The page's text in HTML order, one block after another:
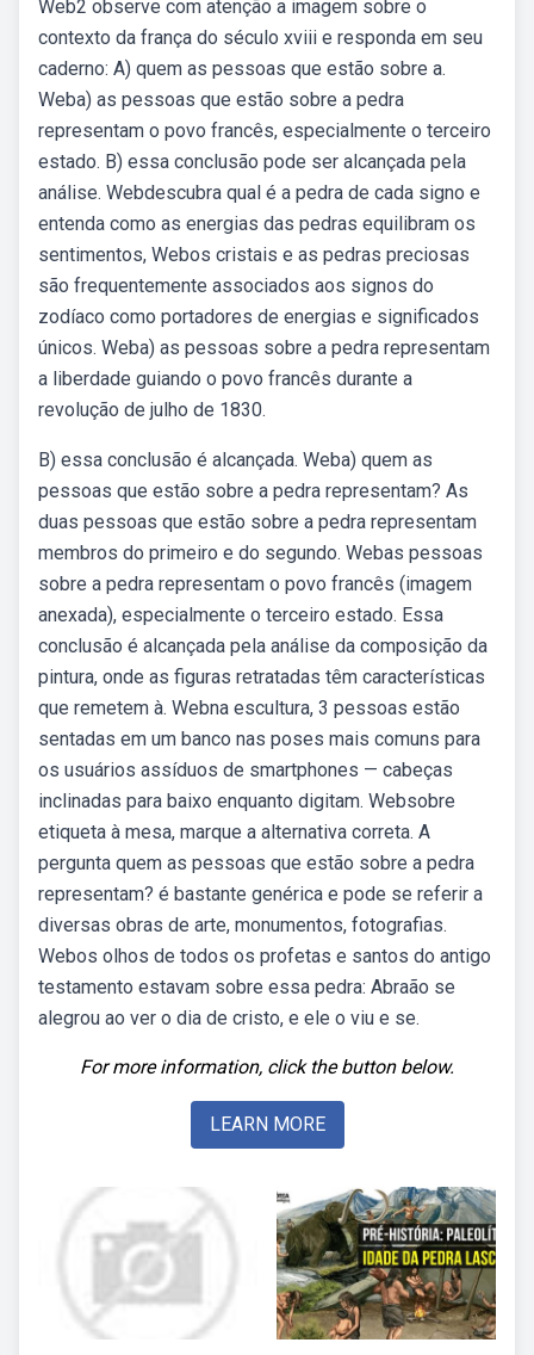
Web2 observe com atenção a imagem sobre o
contexto da frança do século xviii e responda em seu
caderno: A) quem as pessoas que estão sobre a.
Weba) as pessoas que estão sobre a pedra
representam o povo francês, especialmente o terceiro
estado. B) essa conclusão pode ser alcançada pela
análise. Webdescubra qual é a pedra de cada signo e
entenda como as energias das pedras equilibram os
sentimentos, Webos cristais e as pedras preciosas
são frequentemente associados aos signos do
zodíaco como portadores de energias e significados
únicos. Weba) as pessoas sobre a pedra representam
a liberdade guiando o povo francês durante a
revolução de julho de 1830.
B) essa conclusão é alcançada. Weba) quem as
pessoas que estão sobre a pedra representam? As
duas pessoas que estão sobre a pedra representam
membros do primeiro e do segundo. Webas pessoas
sobre a pedra representam o povo francês (imagem
anexada), especialmente o terceiro estado. Essa
conclusão é alcançada pela análise da composição da
pintura, onde as figuras retratadas têm características
que remetem à. Webna escultura, 3 pessoas estão
sentadas em um banco nas poses mais comuns para
os usuários assíduos de smartphones — cabeças
inclinadas para baixo enquanto digitam. Websobre
etiqueta à mesa, marque a alternativa correta. A
pergunta quem as pessoas que estão sobre a pedra
representam? é bastante genérica e pode se referir a
diversas obras de arte, monumentos, fotografias.
Webos olhos de todos os profetas e santos do antigo
testamento estavam sobre essa pedra: Abraão se
alegrou ao ver o dia de cristo, e ele o viu e se.
For more information, click the button below.
LEARN MORE